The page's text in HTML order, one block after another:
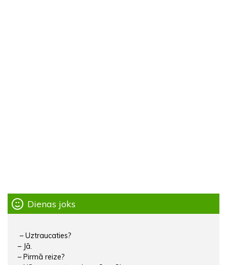
Dienas joks
– Uztraucaties?
– Jā.
– Pirmā reize?